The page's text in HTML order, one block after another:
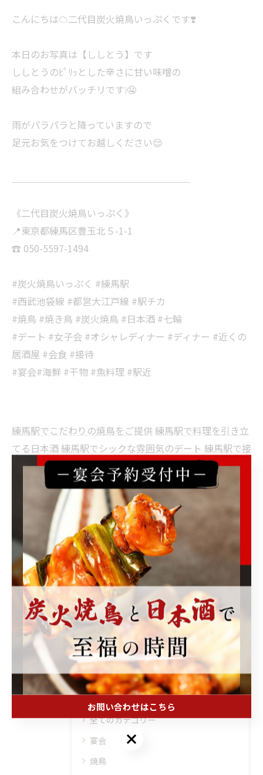
こんにちは☁️二代目炭火焼鳥いっぷくです❣️
本日のお写真は【ししとう】です
ししとうのﾋﾟﾘｯとした辛さに甘い味噌の
組み合わせがバッチリです❕🤤
雨がパラパラと降っていますので
足元お気をつけてお越しください😌
《二代目炭火焼鳥いっぷく》
📍東京都練馬区豊玉北５-1-1
☎ 050-5597-1494
#炭火焼鳥いっぷく #練馬駅
#西武池袋線 #都営大江戸線 #駅チカ
#焼鳥 #焼き鳥 #炭火焼鳥 #日本酒 #七輪
#デート #女子会 #オシャレディナー #ディナー #近くの
居酒屋 #会食 #接待
#宴会#海鮮 #干物 #魚料理 #駅近
練馬駅でこだわりの焼鳥をご提供練馬駅で料理を引き立
てる日本酒練馬駅でシックな雰囲気のデート 練馬駅で接
待を支えるおもてなし練馬駅で宴会に適した場をご用意
日本酒 デート 接待 宴会
< 前のページ 一覧に戻る 次のページ >
関連タグ
#練馬駅 #女子会
カテゴリー Categories
全てのカテゴリー
宴会
焼鳥
お問い合わせはこちら
お問い合わせはこちら